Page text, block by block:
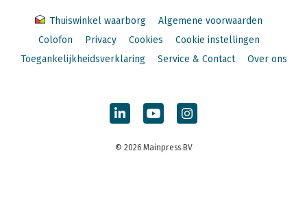
Thuiswinkel waarborg
Algemene voorwaarden
Colofon
Privacy Cookies
Cookie instellingen
Toegankelijkheidsverklaring
Service & Contact Over ons
© 2026 Mainpress BV